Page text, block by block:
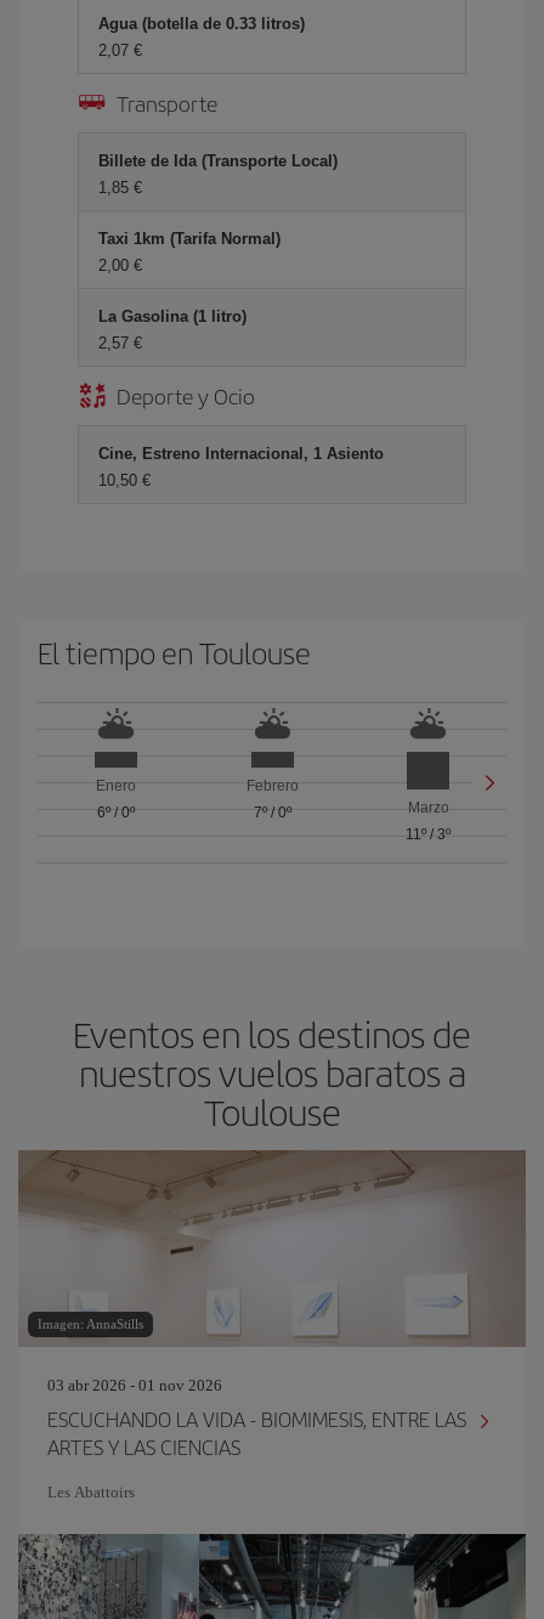
Agua (botella de 0.33 litros)
2,07 €
Transporte
Billete de Ida (Transporte Local)
1,85 €
Taxi 1km (Tarifa Normal)
2,00 €
La Gasolina (1 litro)
2,57 €
Deporte y Ocio
Cine, Estreno Internacional, 1 Asiento
10,50 €
El tiempo en Toulouse
Enero
6º/ 0º
Febrero
7º/ 0º
Marzo
11º /3º
Eventos en los destinos de
nuestros vuelos baratos a
Toulouse
Imagen: AnnaStills
03 abr 2026 - 01 nov 2026
ESCUCHANDO LA VIDA - BIOMIMESIS, ENTRE LAS
ARTES Y LAS CIENCIAS
Les Abattoirs